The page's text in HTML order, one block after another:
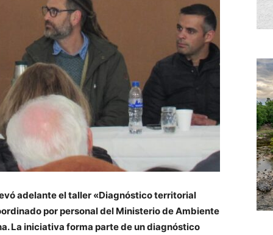
adelante el taller «Diagnóstico territorial
por personal del Ministerio de Ambiente
La iniciativa forma parte de un diagnóstico